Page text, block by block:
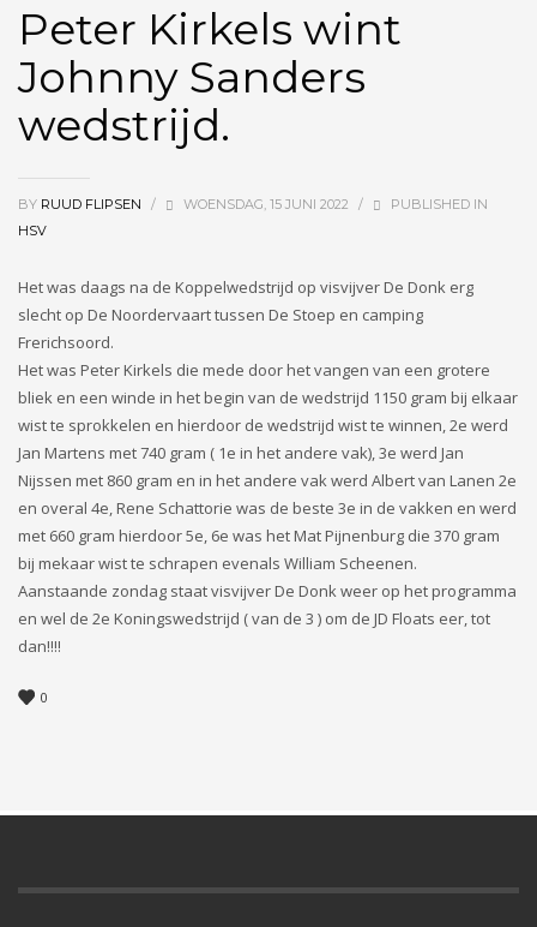
Peter Kirkels wint
Johnny Sanders
wedstrijd.
BY RUUD FLIPSEN / WOENSDAG, 15 JUNI 2022 /
PUBLISHED IN
HSV
Het was daags na de Koppelwedstrijd op visvijver De Donk erg
slecht op De Noordervaart tussen De Stoep en camping
Frerichsoord.
Het was Peter Kirkels die mede door het vangen van een grotere
bliek en een winde in het begin van de wedstrijd 1150 gram bij elkaar
wist te sprokkelen en hierdoor de wedstrijd wist te winnen, 2e werd
Jan Martens met 740 gram ( 1e in het andere vak), 3e werd Jan
Nijssen met 860 gram en in het andere vak werd Albert van Lanen 2e
en overal 4e, Rene Schattorie was de beste 3e in de vakken en werd
met 660 gram hierdoor 5e, 6e was het Mat Pijnenburg die 370 gram
bij mekaar wist te schrapen evenals William Scheenen.
Aanstaande zondag staat visvijver De Donk weer op het programma
en wel de 2e Koningswedstrijd ( van de 3 ) om de JD Floats eer, tot
dan!!!!
0